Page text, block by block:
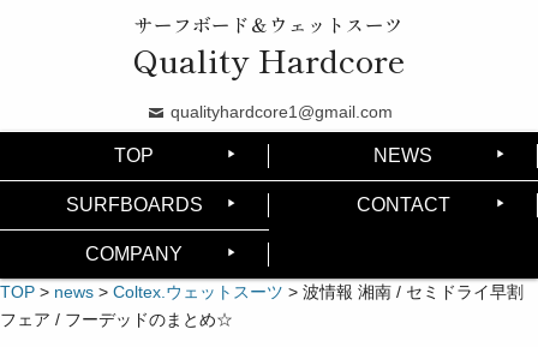
サーフボード＆ウェットスーツ
Quality Hardcore
qualityhardcore1@gmail.com
TOP NEWS
SURFBOARDS CONTACT
COMPANY
TOP > news > Coltex.ウェットスーツ > 波情報 湘南 / セミドライ早割
フェア / フーデッドのまとめ☆